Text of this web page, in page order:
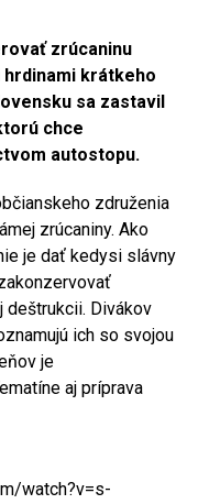
zrúcaninu
hrdinami krátkeho
sa zastavil
chce
autostopu.
združenia
zrúcaniny. Ako
je dať kedysi slávny
deštrukcii. Divákov
ich so svojou
je
aj príprava
watch?v=s-